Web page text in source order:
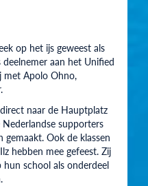
op het ijs geweest als
deelnemer aan het Unified
met Apolo Ohno,
naar de Hauptplatz
supporters
gemaakt. Ook de klassen
hebben mee gefeest. Zij
school als onderdeel